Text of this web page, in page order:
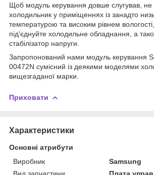
Щоб модуль керування довше слугував, не
холодильник у приміщеннях із занадто
температурою та високим рівнем
під'єднуйте холодильне обладнання, а
стабілізатор напруги.
Запропонований нами модуль керування
00472N сумісний із деякими моделями
вищезгаданої марки.
Приховати
Характеристики
Основні атрибути
Виробник
Samsung
Вид запчастини
Плата